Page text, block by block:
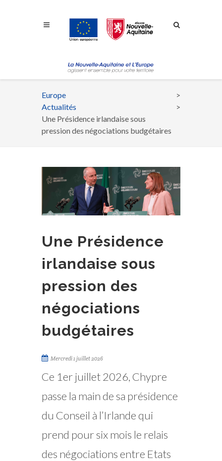
Fil
d'Ariane
Europe
Actualités
Une Présidence irlandaise sous
pression des négociations budgétaires
Une Présidence
irlandaise sous
pression des
négociations
budgétaires
Mercredi 1 juillet 2026
Ce 1er juillet 2026, Chypre
passe la main de sa présidence
du Conseil à l’Irlande qui
prend pour six mois le relais
des négociations entre Etats